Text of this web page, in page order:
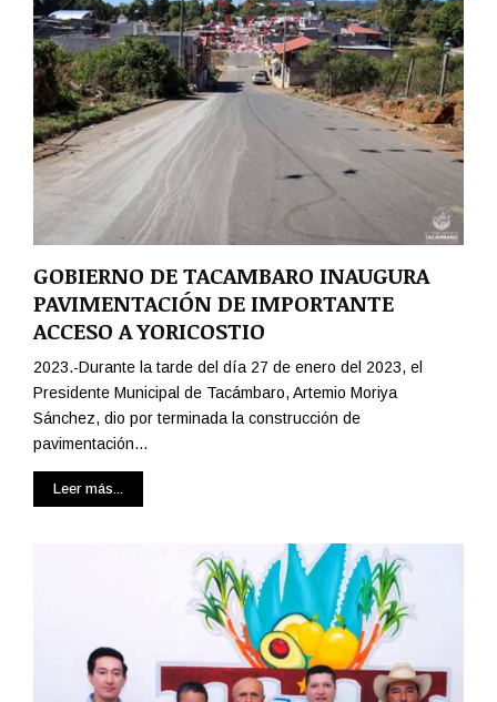
GOBIERNO DE TACAMBARO INAUGURA
PAVIMENTACIÓN DE IMPORTANTE
ACCESO A YORICOSTIO
2023.-Durante la tarde del día 27 de enero del 2023, el
Presidente Municipal de Tacámbaro, Artemio Moriya
Sánchez, dio por terminada la construcción de
pavimentación...
Leer más...